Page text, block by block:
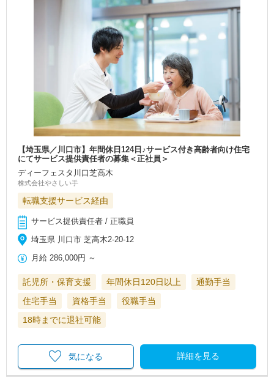
【埼玉県／川口市】年間休日124日♪サービス付き高齢者向け住宅
にてサービス提供責任者の募集＜正社員＞
ディーフェスタ川口芝高木
株式会社やさしい手
転職支援サービス経由
サービス提供責任者 / 正職員
埼玉県 川口市 芝高木2-20-12
月給 286,000円 ～
託児所・保育支援 年間休日120日以上
通勤手当
住宅手当
資格手当
役職手当
18時までに退社可能
詳細を見る
気になる